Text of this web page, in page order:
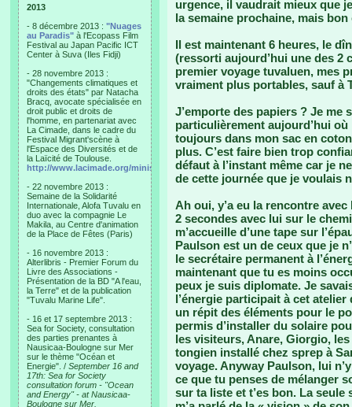
2013
- 8 décembre 2013 : "Nuages
au Paradis" à l'Ecopass Film
Festival au Japan Pacific ICT
Center à Suva (Iles Fidji)
- 28 novembre 2013 :
"Changements climatiques et
droits des états" par Natacha
Bracq, avocate spécialisée en
droit public et droits de
l'homme, en partenariat avec
La Cimade, dans le cadre du
Festival Migrant'scène à
l'Espace des Diversités et de
la Laïcité de Toulouse.
http://www.lacimade.org/minisites/migrantscene
- 22 novembre 2013 :
Semaine de la Solidarité
Internationale, Alofa Tuvalu en
duo avec la compagnie Le
Makila, au Centre d'animation
de la Place de Fêtes (Paris)
- 16 novembre 2013 :
Alterlibris - Premier Forum du
Livre des Associations -
Présentation de la BD "A l'eau,
la Terre" et de la publication
"Tuvalu Marine Life".
- 16 et 17 septembre 2013 :
Sea for Society, consultation
des parties prenantes à
Nausicaa-Boulogne sur Mer
sur le thème "Océan et
Energie". / September 16 and
17th: Sea for Society
consultation forum - "Ocean
and Energy" - at Nausicaa-
Boulogne sur Mer.
urgence, il vaudrait mieux que
la semaine prochaine, mais
Il est maintenant 6 heures, le
(ressorti aujourd’hui une des 2
premier voyage tuvaluen, mes
vraiment plus portables, sauf à
J’emporte des papiers ? Je
particulièrement aujourd’hui
toujours dans mon sac en
plus. C’est faire bien trop
défaut à l’instant même car je
de cette journée que je voulais
Ah oui, y’a eu la rencontre
2 secondes avec lui sur le
m’accueille d’une tape sur
Paulson est un de ceux que je
le secrétaire permanent à
maintenant que tu es moins
peux je suis diplomate. Je
l’énergie participait à cet
un répit des éléments pour le
permis d’installer du solaire
les visiteurs, Anare, Giorgio,
tongien installé chez sprep à
voyage. Anyway Paulson, lui
ce que tu penses de mélanger
sur ta liste et t’es bon. La